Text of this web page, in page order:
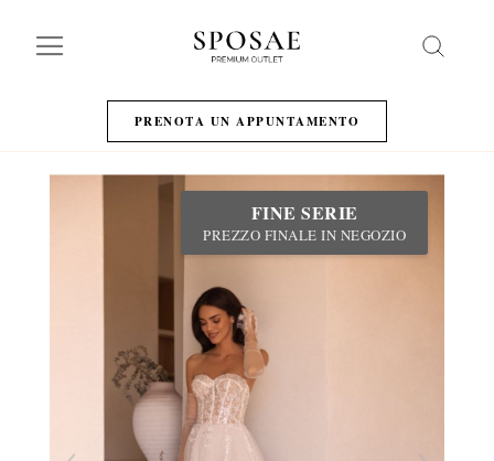
PRENOTA UN APPUNTAMENTO
FINE SERIE
PREZZO FINALE IN NEGOZIO